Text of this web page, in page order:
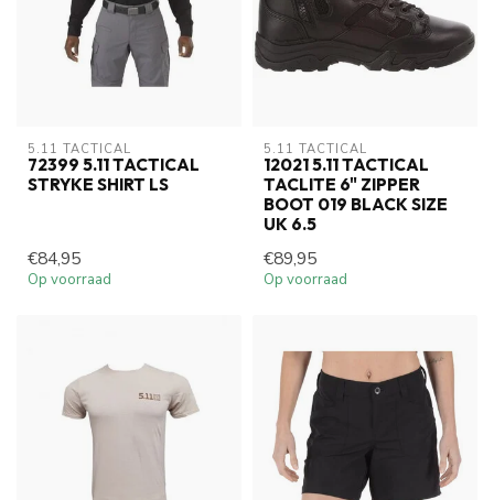
5.11 TACTICAL
72399 5.11 TACTICAL
STRYKE SHIRT LS
€84,95
Op voorraad
5.11 TACTICAL
12021 5.11 TACTICAL
TACLITE 6" ZIPPER
BOOT 019 BLACK SIZE
UK 6.5
€89,95
Op voorraad